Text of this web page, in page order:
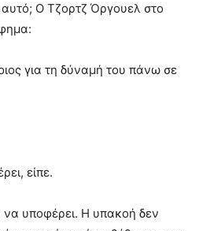
αυτό; Ο Τζορτζ Όργουελ στο
για τη δύναμή του πάνω σε
είπε.
υποφέρει. Η υπακοή δεν